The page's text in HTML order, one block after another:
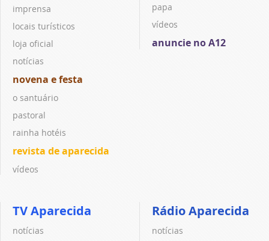
imprensa
locais turísticos
loja oficial
notícias
novena e festa
o santuário
pastoral
rainha hotéis
revista de aparecida
vídeos
papa
vídeos
anuncie no A12
TV Aparecida
notícias
Rádio Aparecida
notícias